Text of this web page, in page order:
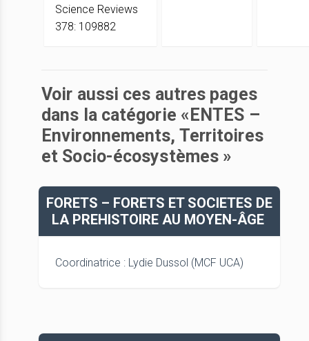
Science Reviews
378: 109882
Voir aussi ces autres pages
dans la catégorie «ENTES –
Environnements, Territoires
et Socio-écosystèmes »
FORETS – FORETS ET SOCIETES DE
LA PREHISTOIRE AU MOYEN-ÂGE
Coordinatrice : Lydie Dussol (MCF UCA)